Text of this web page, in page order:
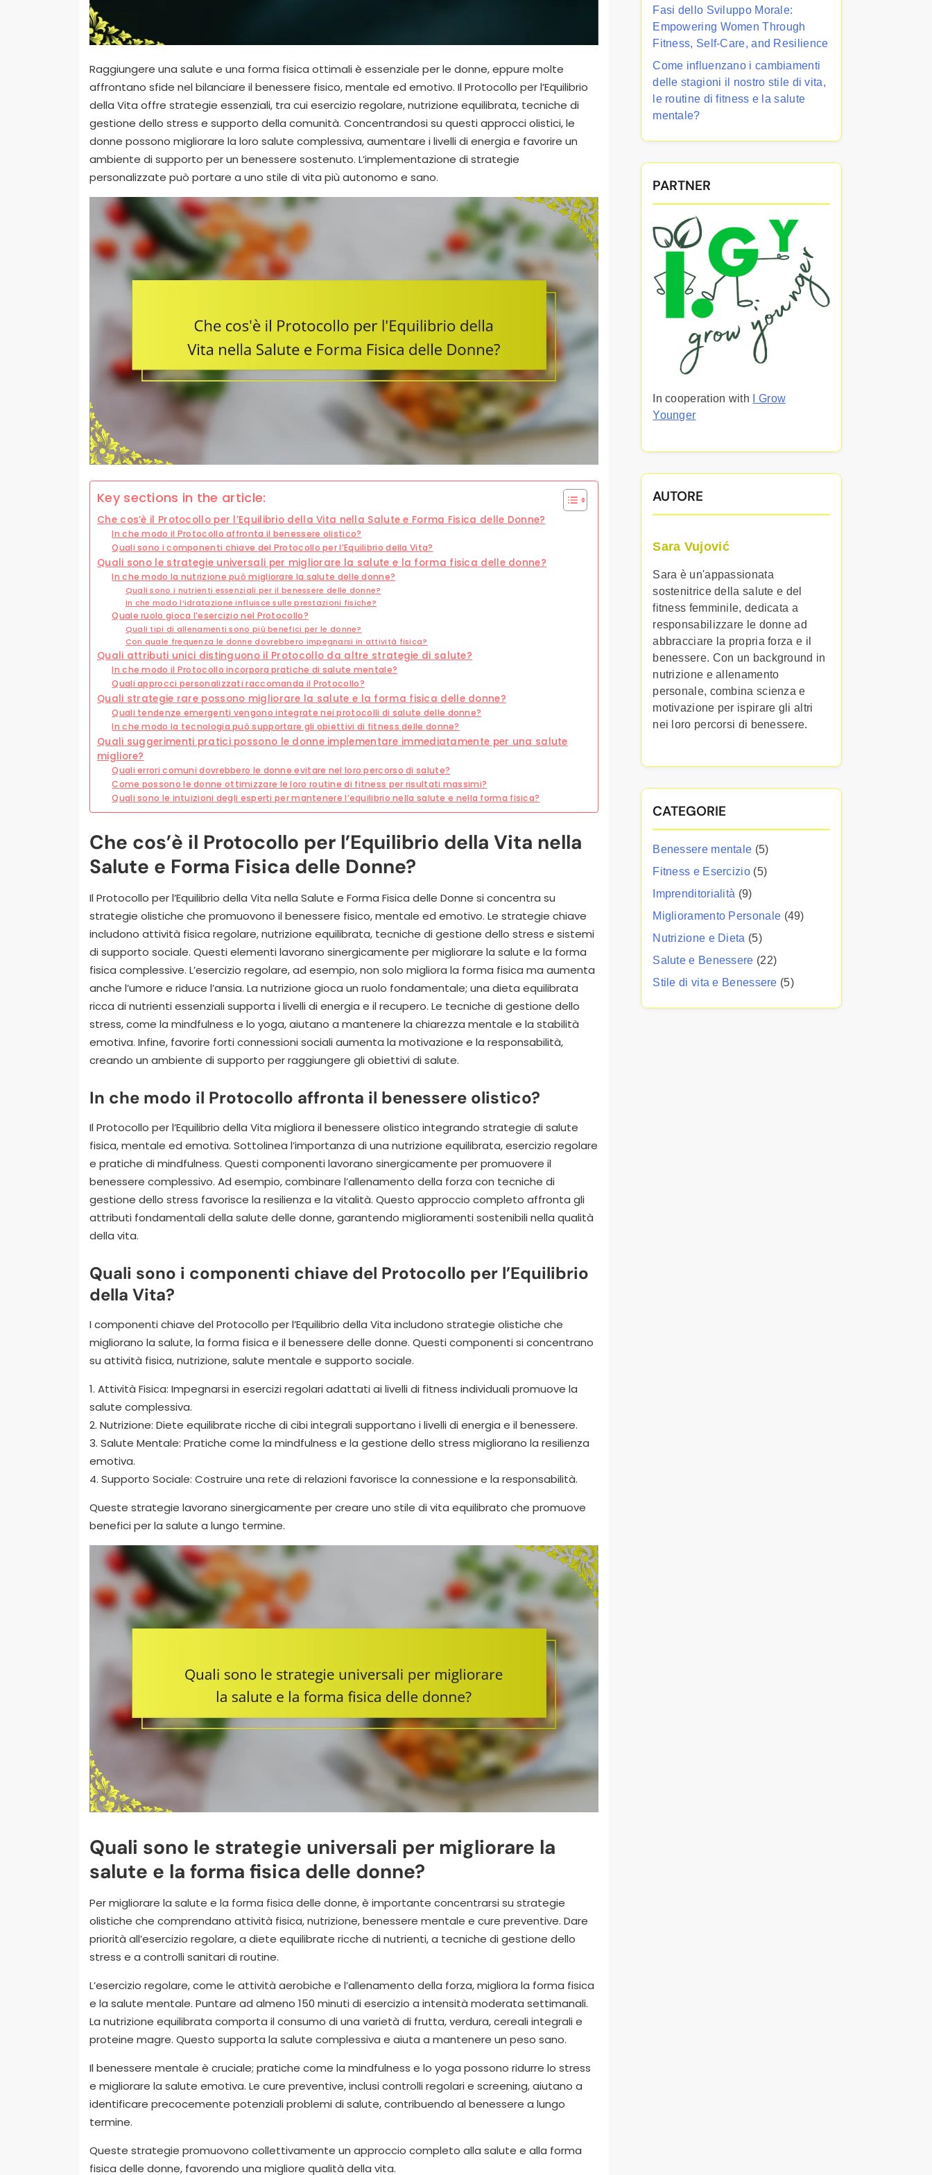
Raggiungere una salute e una forma fisica ottimali è essenziale per le donne, eppure molte
affrontano sfide nel bilanciare il benessere fisico, mentale ed emotivo. Il Protocollo per l’Equilibrio
della Vita offre strategie essenziali, tra cui esercizio regolare, nutrizione equilibrata, tecniche di
gestione dello stress e supporto della comunità. Concentrandosi su questi approcci olistici, le
donne possono migliorare la loro salute complessiva, aumentare i livelli di energia e favorire un
ambiente di supporto per un benessere sostenuto. L’implementazione di strategie
personalizzate può portare a uno stile di vita più autonomo e sano.
Key sections in the article:
Che cos’è il Protocollo per l’Equilibrio della Vita nella Salute e Forma Fisica delle Donne?
In che modo il Protocollo affronta il benessere olistico?
Quali sono i componenti chiave del Protocollo per l’Equilibrio della Vita?
Quali sono le strategie universali per migliorare la salute e la forma fisica delle donne?
In che modo la nutrizione può migliorare la salute delle donne?
Quali sono i nutrienti essenziali per il benessere delle donne?
In che modo l’idratazione influisce sulle prestazioni fisiche?
Quale ruolo gioca l’esercizio nel Protocollo?
Quali tipi di allenamenti sono più benefici per le donne?
Con quale frequenza le donne dovrebbero impegnarsi in attività fisica?
Quali attributi unici distinguono il Protocollo da altre strategie di salute?
In che modo il Protocollo incorpora pratiche di salute mentale?
Quali approcci personalizzati raccomanda il Protocollo?
Quali strategie rare possono migliorare la salute e la forma fisica delle donne?
Quali tendenze emergenti vengono integrate nei protocolli di salute delle donne?
In che modo la tecnologia può supportare gli obiettivi di fitness delle donne?
Quali suggerimenti pratici possono le donne implementare immediatamente per una salute
migliore?
Quali errori comuni dovrebbero le donne evitare nel loro percorso di salute?
Come possono le donne ottimizzare le loro routine di fitness per risultati massimi?
Quali sono le intuizioni degli esperti per mantenere l’equilibrio nella salute e nella forma fisica?
Che cos’è il Protocollo per l’Equilibrio della Vita nella
Salute e Forma Fisica delle Donne?
Il Protocollo per l’Equilibrio della Vita nella Salute e Forma Fisica delle Donne si concentra su
strategie olistiche che promuovono il benessere fisico, mentale ed emotivo. Le strategie chiave
includono attività fisica regolare, nutrizione equilibrata, tecniche di gestione dello stress e sistemi
di supporto sociale. Questi elementi lavorano sinergicamente per migliorare la salute e la forma
fisica complessive. L’esercizio regolare, ad esempio, non solo migliora la forma fisica ma aumenta
anche l’umore e riduce l’ansia. La nutrizione gioca un ruolo fondamentale; una dieta equilibrata
ricca di nutrienti essenziali supporta i livelli di energia e il recupero. Le tecniche di gestione dello
stress, come la mindfulness e lo yoga, aiutano a mantenere la chiarezza mentale e la stabilità
emotiva. Infine, favorire forti connessioni sociali aumenta la motivazione e la responsabilità,
creando un ambiente di supporto per raggiungere gli obiettivi di salute.
In che modo il Protocollo affronta il benessere olistico?
Il Protocollo per l’Equilibrio della Vita migliora il benessere olistico integrando strategie di salute
fisica, mentale ed emotiva. Sottolinea l’importanza di una nutrizione equilibrata, esercizio regolare
e pratiche di mindfulness. Questi componenti lavorano sinergicamente per promuovere il
benessere complessivo. Ad esempio, combinare l’allenamento della forza con tecniche di
gestione dello stress favorisce la resilienza e la vitalità. Questo approccio completo affronta gli
attributi fondamentali della salute delle donne, garantendo miglioramenti sostenibili nella qualità
della vita.
Quali sono i componenti chiave del Protocollo per l’Equilibrio
della Vita?
I componenti chiave del Protocollo per l’Equilibrio della Vita includono strategie olistiche che
migliorano la salute, la forma fisica e il benessere delle donne. Questi componenti si concentrano
su attività fisica, nutrizione, salute mentale e supporto sociale.
1. Attività Fisica: Impegnarsi in esercizi regolari adattati ai livelli di fitness individuali promuove la
salute complessiva.
2. Nutrizione: Diete equilibrate ricche di cibi integrali supportano i livelli di energia e il benessere.
3. Salute Mentale: Pratiche come la mindfulness e la gestione dello stress migliorano la resilienza
emotiva.
4. Supporto Sociale: Costruire una rete di relazioni favorisce la connessione e la responsabilità.
Queste strategie lavorano sinergicamente per creare uno stile di vita equilibrato che promuove
benefici per la salute a lungo termine.
Quali sono le strategie universali per migliorare la
salute e la forma fisica delle donne?
Per migliorare la salute e la forma fisica delle donne, è importante concentrarsi su strategie
olistiche che comprendano attività fisica, nutrizione, benessere mentale e cure preventive. Dare
priorità all’esercizio regolare, a diete equilibrate ricche di nutrienti, a tecniche di gestione dello
stress e a controlli sanitari di routine.
L’esercizio regolare, come le attività aerobiche e l’allenamento della forza, migliora la forma fisica
e la salute mentale. Puntare ad almeno 150 minuti di esercizio a intensità moderata settimanali.
La nutrizione equilibrata comporta il consumo di una varietà di frutta, verdura, cereali integrali e
proteine magre. Questo supporta la salute complessiva e aiuta a mantenere un peso sano.
Il benessere mentale è cruciale; pratiche come la mindfulness e lo yoga possono ridurre lo stress
e migliorare la salute emotiva. Le cure preventive, inclusi controlli regolari e screening, aiutano a
identificare precocemente potenziali problemi di salute, contribuendo al benessere a lungo
termine.
Queste strategie promuovono collettivamente un approccio completo alla salute e alla forma
fisica delle donne, favorendo una migliore qualità della vita.
Fasi dello Sviluppo Morale:
Empowering Women Through
Fitness, Self-Care, and Resilience
Come influenzano i cambiamenti
delle stagioni il nostro stile di vita,
le routine di fitness e la salute
mentale?
PARTNER
In cooperation with
I Grow
Younger
AUTORE
Sara Vujović
Sara è un'appassionata
sostenitrice della salute e del
fitness femminile, dedicata a
responsabilizzare le donne ad
abbracciare la propria forza e il
benessere. Con un background in
nutrizione e allenamento
personale, combina scienza e
motivazione per ispirare gli altri
nei loro percorsi di benessere.
CATEGORIE
Benessere mentale (5)
Fitness e Esercizio (5)
Imprenditorialità (9)
Miglioramento Personale (49)
Nutrizione e Dieta (5)
Salute e Benessere (22)
Stile di vita e Benessere (5)